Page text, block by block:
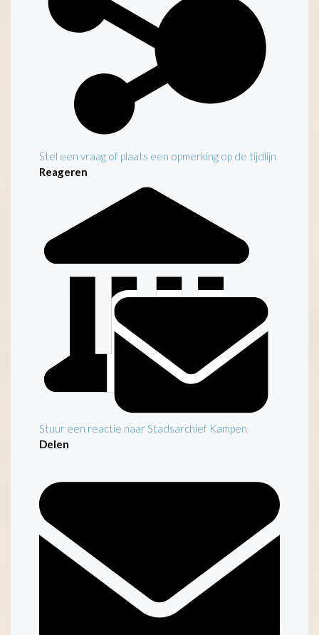
Stel een vraag of plaats een opmerking op de tijdlijn
Reageren
Stuur een reactie naar Stadsarchief Kampen
Delen